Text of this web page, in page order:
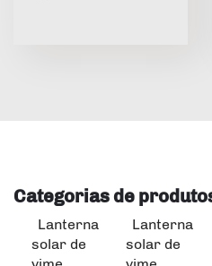
Categorias de
Lanterna
solar de
Lanterna
solar de